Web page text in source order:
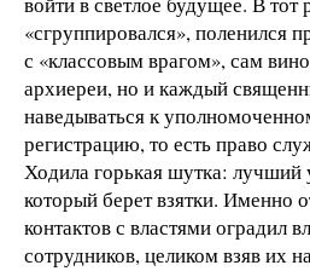
«сгруппировался», поленился
с «классовым врагом», сам
архиереи, но и каждый
наведываться к
регистрацию, то есть право
Ходила горькая шутка:
который берет взятки. Именно
контактов с властями оградил
сотрудников, целиком взяв их